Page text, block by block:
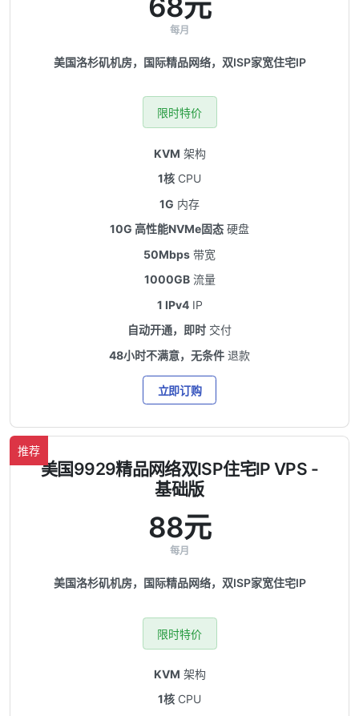
每月
美国洛杉矶机房，国际精品网络，双ISP家宽住宅IP
限时特价
KVM 架构
1核 CPU
1G 内存
10G 高性能NVMe固态 硬盘
50Mbps 带宽
1000GB流量
1 IPv4IP
自动开通，即时 交付
48小时不满意，无条件 退款
立即订购
推荐
美国9929精品网络双ISP住宅IP VPS -
基础版
88元
每月
美国洛杉矶机房，国际精品网络，双ISP家宽住宅IP
限时特价
KVM 架构
1核 CPU